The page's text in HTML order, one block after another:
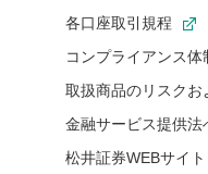
各口座取引規程
コンプライアンス体
取扱商品のリスクお
金融サービス提供法
松井証券WEBサイト